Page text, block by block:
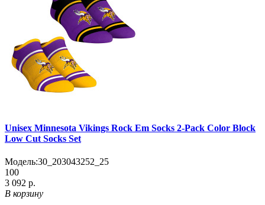
Unisex Minnesota Vikings Rock Em Socks 2-Pack Color Block
Low Cut Socks Set
Модель:30_203043252_25
100
3 092 р.
В корзину